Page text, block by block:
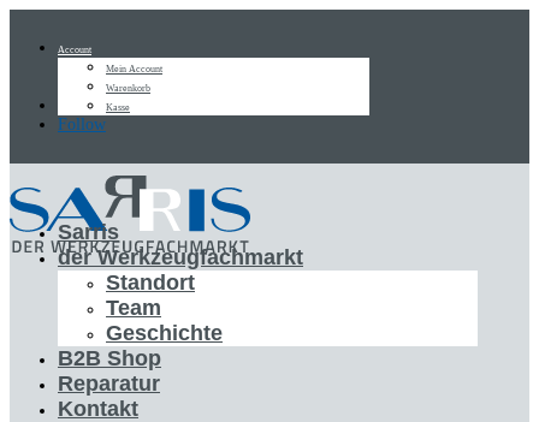
Account
Mein Account
Warenkorb
Kasse
Follow
Follow
Sarris
der Werkzeugfachmarkt
Standort
Team
Geschichte
B2B Shop
Reparatur
Kontakt